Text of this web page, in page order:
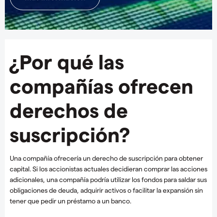
¿Por qué las
compañías ofrecen
derechos de
suscripción?
Una compañía ofrecería un derecho de suscripción para obtener
capital. Si los accionistas actuales decidieran comprar las acciones
adicionales, una compañía podría utilizar los fondos para saldar sus
obligaciones de deuda, adquirir activos o facilitar la expansión sin
tener que pedir un préstamo a un banco.